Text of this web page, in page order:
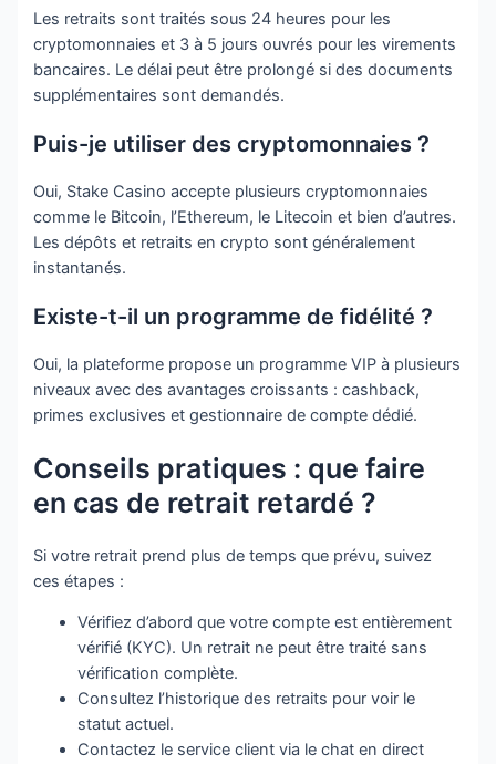
Les retraits sont traités sous 24 heures pour les
cryptomonnaies et 3 à 5 jours ouvrés pour les virements
bancaires. Le délai peut être prolongé si des documents
supplémentaires sont demandés.
Puis-je utiliser des cryptomonnaies ?
Oui, Stake Casino accepte plusieurs cryptomonnaies
comme le Bitcoin, l’Ethereum, le Litecoin et bien d’autres.
Les dépôts et retraits en crypto sont généralement
instantanés.
Existe-t-il un programme de fidélité ?
Oui, la plateforme propose un programme VIP à plusieurs
niveaux avec des avantages croissants : cashback,
primes exclusives et gestionnaire de compte dédié.
Conseils pratiques : que faire
en cas de retrait retardé ?
Si votre retrait prend plus de temps que prévu, suivez
ces étapes :
Vérifiez d’abord que votre compte est entièrement
vérifié (KYC). Un retrait ne peut être traité sans
vérification complète.
Consultez l’historique des retraits pour voir le
statut actuel.
Contactez le service client via le chat en direct